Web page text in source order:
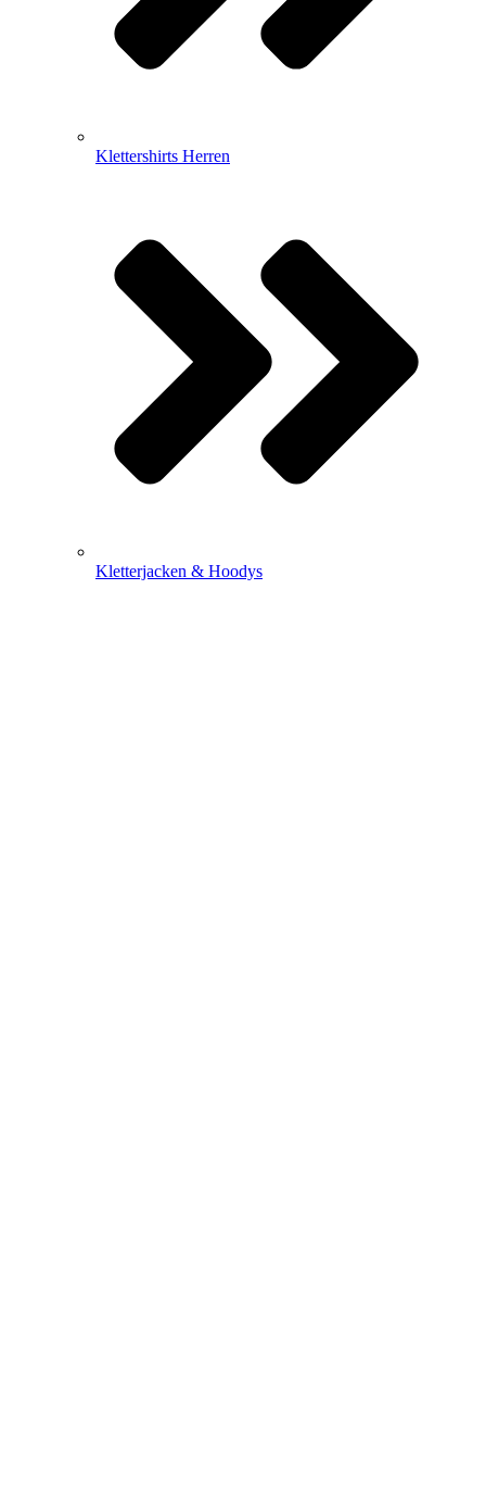
Klettershirts Herren
Kletterjacken & Hoodys